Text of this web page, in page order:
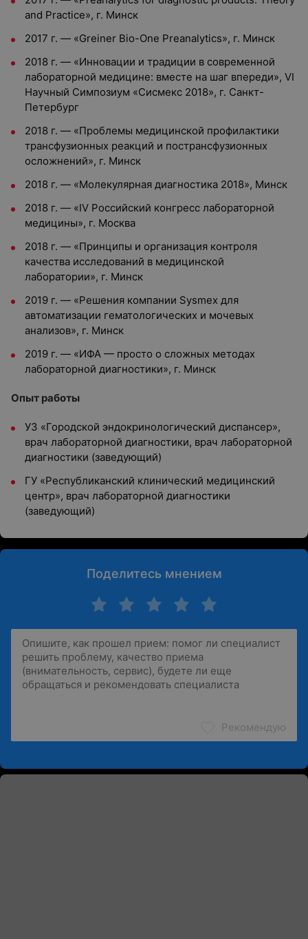
and Practice», г. Минск
2017 г. — «Greiner Bio-One Preanalytics», г. Минск
2018 г. — «Инновации и традиции в современной
лабораторной медицине: вместе на шаг впереди», VI
Научный Симпозиум «Сисмекс 2018», г. Санкт-
Петербург
2018 г. — «Проблемы медицинской профилактики
трансфузионных реакций и пострансфузионных
осложнений», г. Минск
2018 г. — «Молекулярная диагностика 2018», Минск
2018 г. — «IV Российский конгресс лабораторной
медицины», г. Москва
2018 г. — «Принципы и организация контроля
качества исследований в медицинской
лаборатории», г. Минск
2019 г. — «Решения компании Sysmex для
автоматизации гематологических и мочевых
анализов», г. Минск
2019 г. — «ИФА — просто о сложных методах
лабораторной диагностики», г. Минск
Опыт работы
УЗ «Городской эндокринологический диспансер»,
врач лабораторной диагностики, врач лабораторной
диагностики (заведующий)
ГУ «Республиканский клинический медицинский
центр», врач лабораторной диагностики
(заведующий)
Поделитесь мнением
Рекомендую